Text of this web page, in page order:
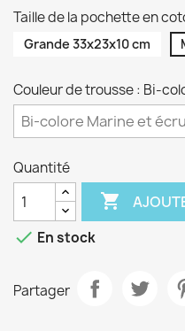
Taille de la pochette en
Grande 33x23x10 cm
Couleur de trousse : Bi-
Quantité

 En stock
Partager